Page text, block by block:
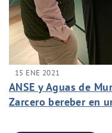
15 ENE 2021
ANSE y Aguas de
Zarcero bereber en